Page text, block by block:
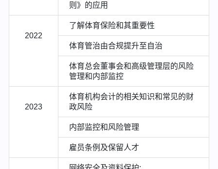
则》的应用
2022
了解体育保险和其重要性
体育管治由合规提升至自治
体育总会董事会和高级管理层的风险
管理和内部监控
2023
体育机构会计的相关知识和常见的财
政风险
内部监控和风险管理
雇员条例及保留人才